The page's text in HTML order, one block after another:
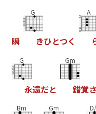
瞬
G
きひとつく
A
G
永遠だと
Gm
錯覚さ
Bm Gm